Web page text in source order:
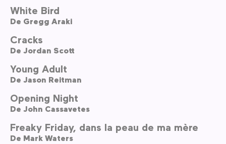
White Bird
De Gregg Araki
Cracks
De Jordan Scott
Young Adult
De Jason Reitman
Opening Night
De John Cassavetes
Freaky Friday, dans la peau de ma mère
De Mark Waters